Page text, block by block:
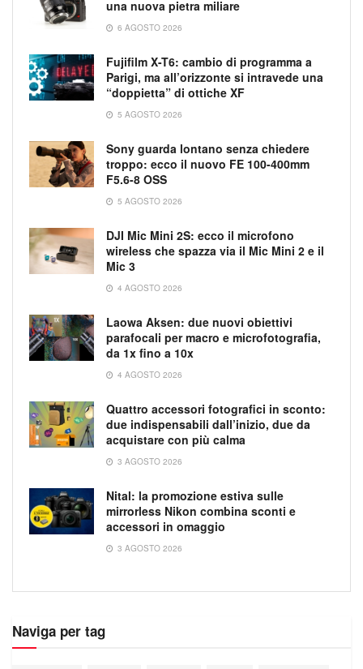
una nuova pietra miliare
6 AGOSTO 2026
Fujifilm X-T6: cambio di programma a
Parigi, ma all’orizzonte si intravede una
“doppietta” di ottiche XF
5 AGOSTO 2026
Sony guarda lontano senza chiedere
troppo: ecco il nuovo FE 100-400mm
F5.6-8 OSS
5 AGOSTO 2026
DJI Mic Mini 2S: ecco il microfono
wireless che spazza via il Mic Mini 2 e il
Mic 3
4 AGOSTO 2026
Laowa Aksen: due nuovi obiettivi
parafocali per macro e microfotografia,
da 1x fino a 10x
4 AGOSTO 2026
Quattro accessori fotografici in sconto:
due indispensabili dall’inizio, due da
acquistare con più calma
3 AGOSTO 2026
Nital: la promozione estiva sulle
mirrorless Nikon combina sconti e
accessori in omaggio
3 AGOSTO 2026
Naviga per tag